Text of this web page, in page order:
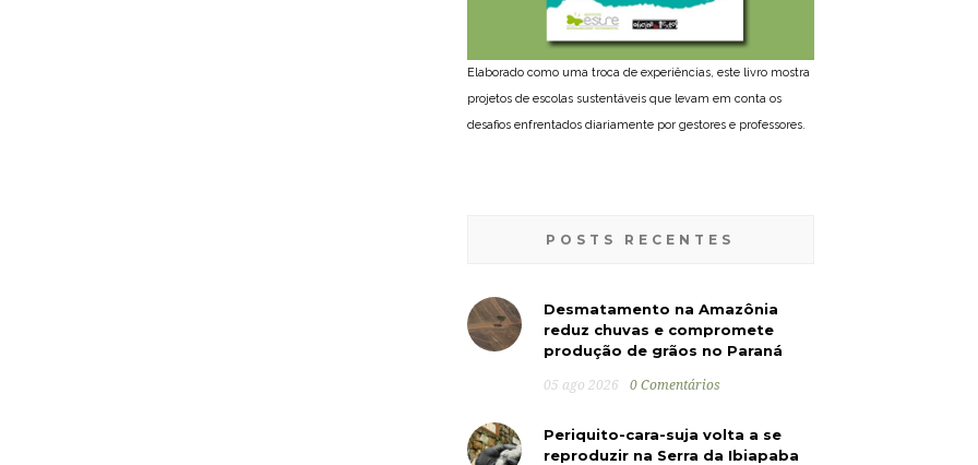
Elaborado como uma troca de experiências, este livro mostra
projetos de escolas sustentáveis que levam em conta os
desafios enfrentados diariamente por gestores e professores.
POSTS RECENTES
Desmatamento na Amazônia
reduz chuvas e compromete
produção de grãos no Paraná
05 ago 2026 0 Comentários
Periquito-cara-suja volta a se
reproduzir na Serra da Ibiapaba